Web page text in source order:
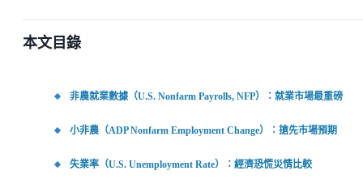
本文目錄
非農就業數據（U.S. Nonfarm Payrolls, NFP）：就業市場最重磅
小非農（ADP Nonfarm Employment Change）：搶先市場預期
失業率（U.S. Unemployment Rate）：經濟恐慌災情比較